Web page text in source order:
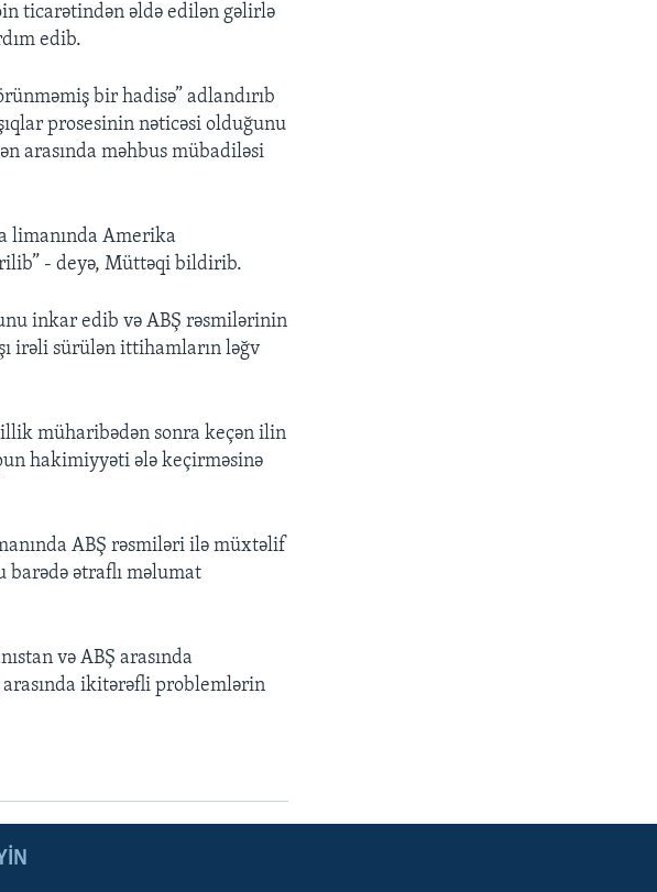
ticarətindən əldə edilən gəlirlə
edib.
bir hadisə” adlandırıb
prosesinin nəticəsi olduğunu
arasında məhbus mübadiləsi
limanında Amerika
- deyə, Müttəqi bildirib.
inkar edib və ABŞ rəsmilərinin
irəli sürülən ittihamların ləğv
müharibədən sonra keçən ilin
hakimiyyəti ələ keçirməsinə
ABŞ rəsmiləri ilə müxtəlif
ətraflı məlumat
və ABŞ arasında
ikitərəfli problemlərin